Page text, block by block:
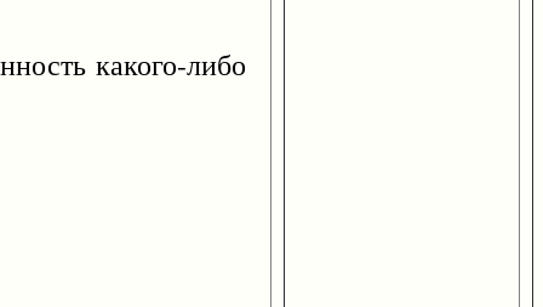
какого-либо